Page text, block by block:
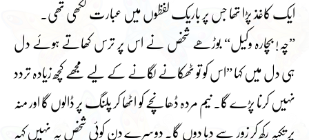
ایک کاغذ پڑا تھا جس پر باریک لفظوں میں عبارت لکھی تھی۔
”چہ! بچارہ وکیل“ بوڑھے شخص نے اس پر ترس کھاتے ہوئے دل
ہی دل میں کہا ”اس کو تو ٹھکانے لگانے کے لیے مجھے کچھ زیادہ تردد
نہیں کرنا پڑے گا۔ نیم مردہ ڈھانچے کو اٹھا کر پلنگ پر ڈالوں گا اور منہ
پر تکیہ رکھ کر زور سے دبا دوں گا۔ دوسرے دن کوئی شخص یہ نہیں کہہ